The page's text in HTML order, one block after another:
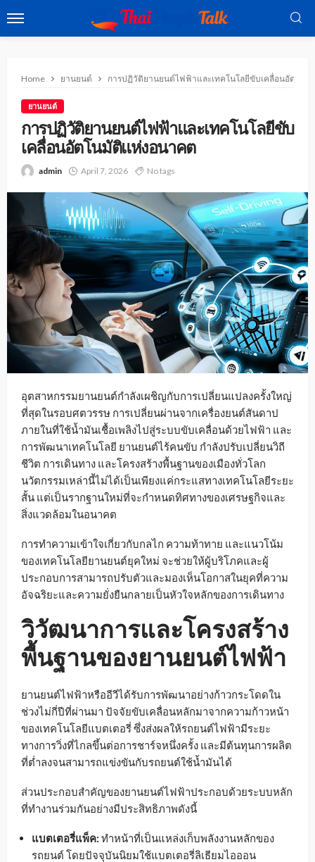
Home ยานยนต์ การปฏิวัติยานยนต์ไฟฟ้าและเทคโนโลยีขับเคลื่อนอัตโน
ยานยนต์
การปฏิวัติยานยนต์ไฟฟ้าและเทคโนโลยีขับ
เคลื่อนอัตโนมัติแห่งอนาคต
admin April 7, 2026 No tags
อุตสาหกรรมยานยนต์กำลังเผชิญกับการเปลี่ยนแปลงครั้งใหญ่
ที่สุดในรอบศตวรรษ การเปลี่ยนผ่านจากเครื่องยนต์สันดาป
ภายในที่ใช้น้ำมันเชื้อเพลิงไปสู่ระบบขับเคลื่อนด้วยไฟฟ้า และ
การพัฒนาเทคโนโลยี ยานยนต์ไร้คนขับ กำลังปรับเปลี่ยนวิถี
ชีวิต การเดินทาง และโครงสร้างพื้นฐานของเมืองทั่วโลก
นวัตกรรมเหล่านี้ไม่ได้เป็นเพียงแค่กระแสทางเทคโนโลยีระยะ
สั้น แต่เป็นรากฐานใหม่ที่จะกำหนดทิศทางของเศรษฐกิจและ
สิ่งแวดล้อมในอนาคต
การทำความเข้าใจเกี่ยวกับกลไก ความท้าทาย และแนวโน้ม
ของเทคโนโลยียานยนต์ยุคใหม่ จะช่วยให้ผู้บริโภคและผู้
ประกอบการสามารถปรับตัวและมองเห็นโอกาสในยุคที่ความ
อัจฉริยะและความยั่งยืนกลายเป็นหัวใจหลักของการเดินทาง
วิวัฒนาการและโครงสร้าง
พื้นฐานของยานยนต์ไฟฟ้า
ยานยนต์ไฟฟ้าหรืออีวีได้รับการพัฒนาอย่างก้าวกระโดดใน
ช่วงไม่กี่ปีที่ผ่านมา ปัจจัยขับเคลื่อนหลักมาจากความก้าวหน้า
ของเทคโนโลยีแบตเตอรี่ ซึ่งส่งผลให้รถยนต์ไฟฟ้ามีระยะ
ทางการวิ่งที่ไกลขึ้นต่อการชาร์จหนึ่งครั้ง และมีต้นทุนการผลิต
ที่ต่ำลงจนสามารถแข่งขันกับรถยนต์ใช้น้ำมันได้
ส่วนประกอบสำคัญของยานยนต์ไฟฟ้าประกอบด้วยระบบหลัก
ที่ทำงานร่วมกันอย่างมีประสิทธิภาพดังนี้
แบตเตอรี่แพ็ค: ทำหน้าที่เป็นแหล่งเก็บพลังงานหลักของ
รถยนต์ โดยปัจจุบันนิยมใช้แบตเตอรี่ลิเธียมไอออน